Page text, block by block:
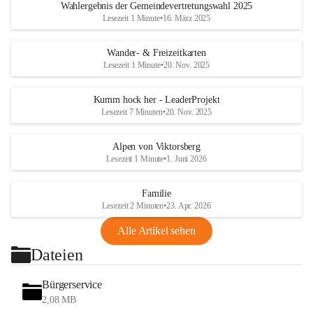
Wahlergebnis der Gemeindevertretungswahl 2025
Lesezeit 1 Minute•16. März 2025
Wander- & Freizeitkarten
Lesezeit 1 Minute•20. Nov. 2025
Kumm hock her - LeaderProjekt
Lesezeit 7 Minuten•20. Nov. 2025
Alpen von Viktorsberg
Lesezeit 1 Minute•1. Juni 2026
Familie
Lesezeit 2 Minuten•23. Apr. 2026
Alle Artikel sehen
Dateien
Bürgerservice
2,08 MB